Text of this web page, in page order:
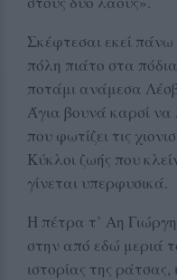
Σκέφτεσαι εκεί
πόλη πιάτο στα
ποτάμι ανάμεσα
Άγια βουνά καρσί
που φωτίζει τις
Κύκλοι ζωής που
γίνεται υπερφυσικά.
Η πέτρα τ’ Αη
στην από εδώ μεριά
ιστορίας της